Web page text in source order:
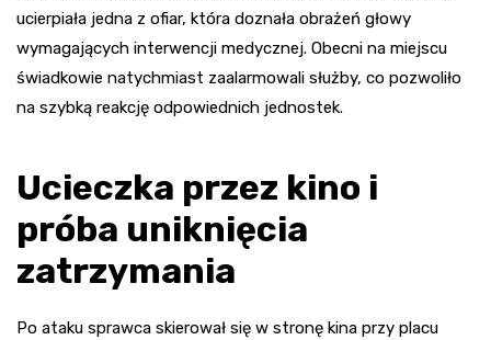
ucierpiała jedna z ofiar, która doznała obrażeń głowy
wymagających interwencji medycznej. Obecni na miejscu
świadkowie natychmiast zaalarmowali służby, co pozwoliło
na szybką reakcję odpowiednich jednostek.
Ucieczka przez kino i
próba uniknięcia
zatrzymania
Po ataku sprawca skierował się w stronę kina przy placu